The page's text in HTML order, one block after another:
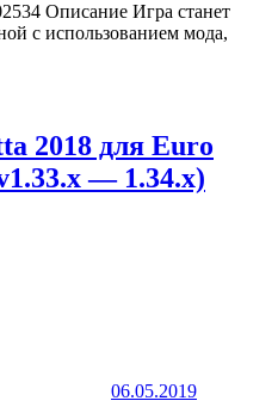
Описание Игра станет
с использованием мода,
2018 для Euro
— 1.34.x)
06.05.2019